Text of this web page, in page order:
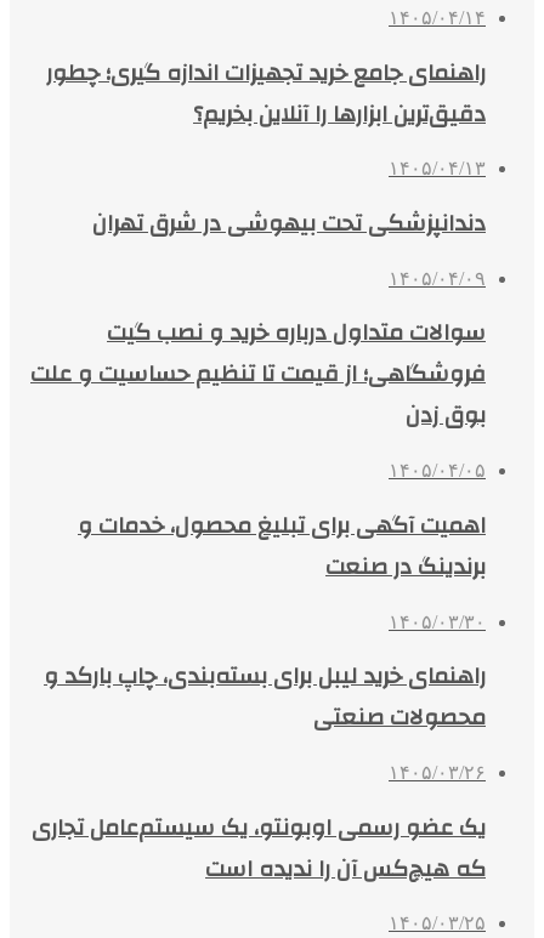
۱۴۰۵/۰۴/۱۴
راهنمای جامع خرید تجهیزات اندازه گیری؛ چطور
دقیق‌ترین ابزارها را آنلاین بخریم؟
۱۴۰۵/۰۴/۱۳
دندانپزشکی تحت بیهوشی در شرق تهران
۱۴۰۵/۰۴/۰۹
سوالات متداول درباره خرید و نصب گیت
فروشگاهی؛ از قیمت تا تنظیم حساسیت و علت
بوق زدن
۱۴۰۵/۰۴/۰۵
اهمیت آگهی برای تبلیغ محصول، خدمات و
برندینگ در صنعت
۱۴۰۵/۰۳/۳۰
راهنمای خرید لیبل برای بسته‌بندی، چاپ بارکد و
محصولات صنعتی
۱۴۰۵/۰۳/۲۶
یک عضو رسمی اوبونتو، یک سیستم‌عامل تجاری
که هیچ‌کس آن را ندیده است
۱۴۰۵/۰۳/۲۵